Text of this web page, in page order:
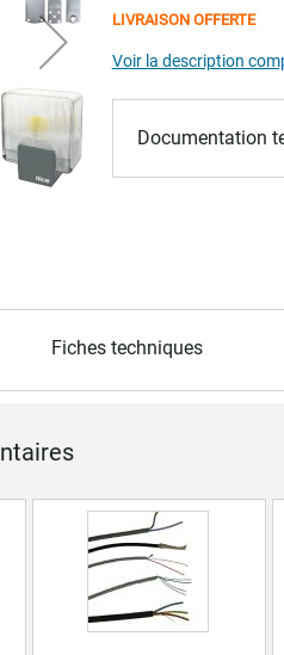
LIVRAISON OFFERTE
Voir la description
Documentation
Fiches techniques